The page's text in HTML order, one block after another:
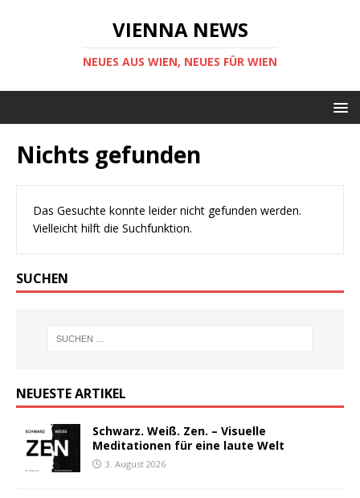
VIENNA NEWS
NEUES AUS WIEN, NEUES FÜR WIEN
Nichts gefunden
Das Gesuchte konnte leider nicht gefunden werden.
Vielleicht hilft die Suchfunktion.
SUCHEN
NEUESTE ARTIKEL
Schwarz. Weiß. Zen. – Visuelle
Meditationen für eine laute Welt
3. August 2026